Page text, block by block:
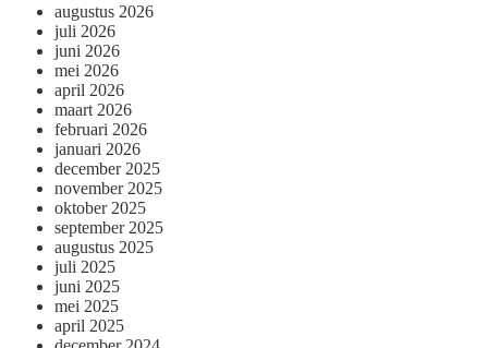
augustus 2026
juli 2026
juni 2026
mei 2026
april 2026
maart 2026
februari 2026
januari 2026
december 2025
november 2025
oktober 2025
september 2025
augustus 2025
juli 2025
juni 2025
mei 2025
april 2025